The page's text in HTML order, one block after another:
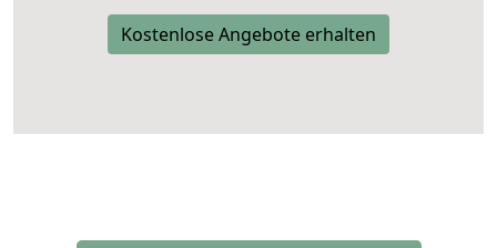
Kostenlose Angebote erhalten